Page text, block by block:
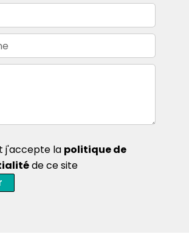
j'accepte la politique de
de ce site